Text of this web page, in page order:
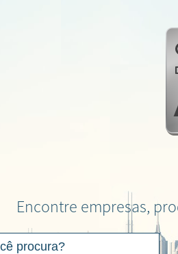
Encontre empresas,